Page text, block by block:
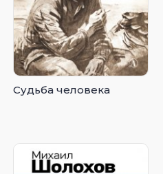
Судьба человека